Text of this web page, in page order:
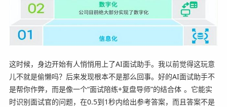
这时候，身边开始有人悄悄用上了AI面试助手。我以前觉得这玩意
儿不就是偷懒吗？后来发现根本不是那么回事。好的AI面试助手不
是帮你作弊，而是像一个“面试陪练+复盘导师”的结合体 。它能实
时识别面试官的问题，在0.5到1秒内给出参考答案，而且答案不是